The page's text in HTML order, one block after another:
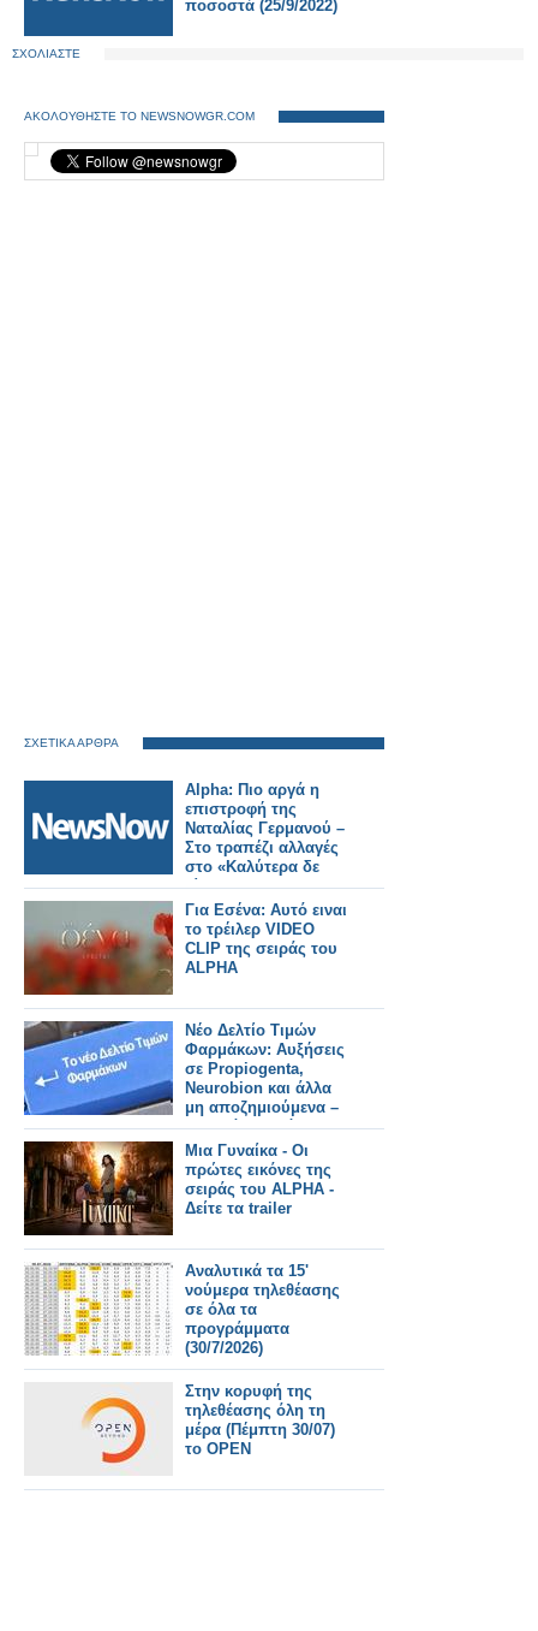
ποσοστά (25/9/2022)
ΣΧΟΛΙΑΣΤΕ
ΑΚΟΛΟΥΘΗΣΤΕ ΤΟ NEWSNOWGR.COM
ΣΧΕΤΙΚΑ ΑΡΘΡΑ
Alpha: Πιο αργά η
επιστροφή της
Ναταλίας Γερμανού –
Στο τραπέζι αλλαγές
στο «Καλύτερα δε
γίνεται»
Για Εσένα: Αυτό ειναι
το τρέιλερ VIDEO
CLIP της σειράς του
ALPHA
Νέο Δελτίο Τιμών
Φαρμάκων: Αυξήσεις
σε Propiogenta,
Neurobion και άλλα
μη αποζημιούμενα –
Τι αλλάζει από
31/7/2026
Μια Γυναίκα - Οι
πρώτες εικόνες της
σειράς του ALPHA -
Δείτε τα trailer
Αναλυτικά τα 15'
νούμερα τηλεθέασης
σε όλα τα
προγράμματα
(30/7/2026)
Στην κορυφή της
τηλεθέασης όλη τη
μέρα (Πέμπτη 30/07)
το OPEN